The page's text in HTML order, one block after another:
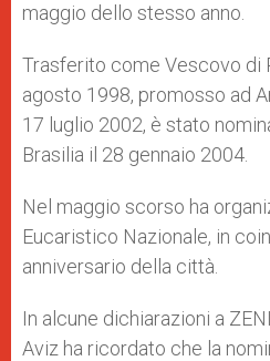
maggio dello stesso anno.
Trasferito come Vescovo di
agosto 1998, promosso ad
17 luglio 2002, è stato
Brasilia il 28 gennaio 2004.
Nel maggio scorso ha
Eucaristico Nazionale, in
anniversario della città.
In alcune dichiarazioni a
Aviz ha ricordato che la